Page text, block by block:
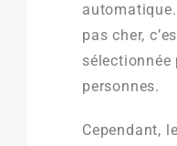
pas cher,
sélectionnée
personnes.
Cependant,